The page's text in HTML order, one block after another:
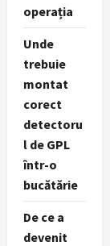
operația
Unde
trebuie
montat
corect
detectoru
l de GPL
într-o
bucătărie
De ce a
devenit